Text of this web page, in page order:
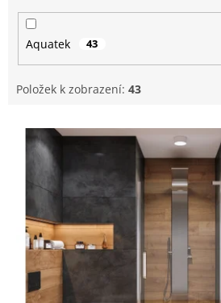
Aquatek 43
Položek k zobrazení: 43